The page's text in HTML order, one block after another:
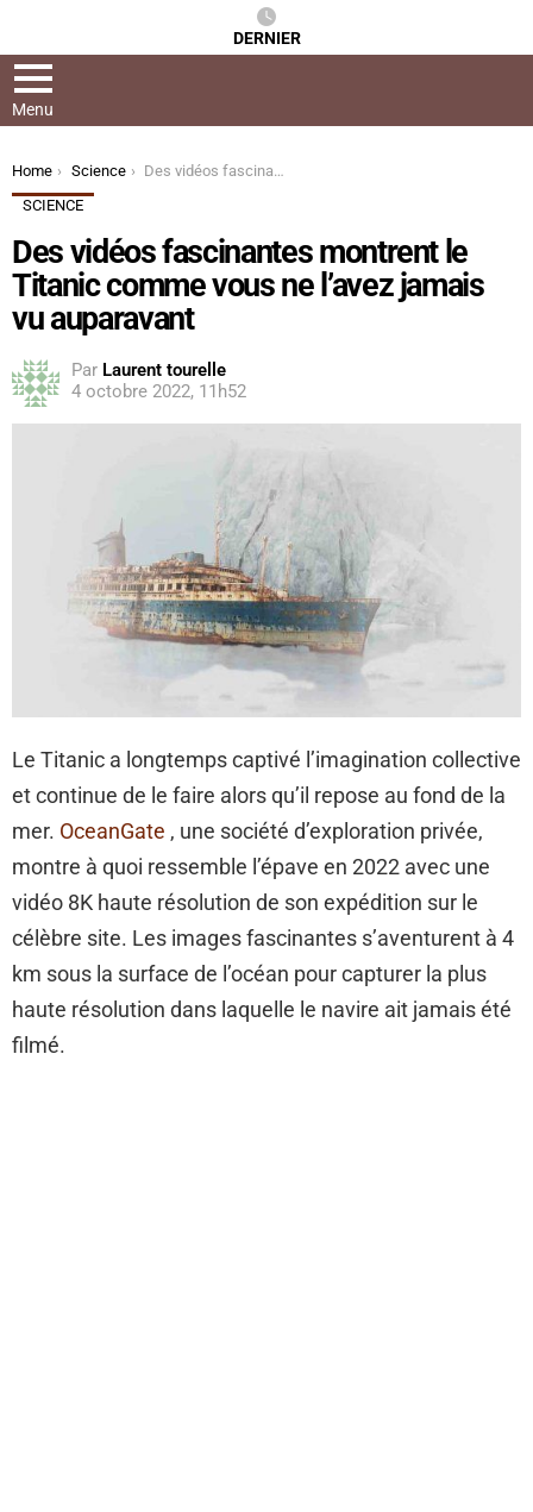
DERNIER
Menu
You are here:
Home Science
Des vidéos fascinantes montrent le Titanic comme vous ne l’avez jamais vu auparavant
SCIENCE
Des vidéos fascinantes montrent le
Titanic comme vous ne l’avez jamais
vu auparavant
Par Laurent tourelle
4 octobre 2022, 11h52
Le Titanic a longtemps captivé l’imagination collective
et continue de le faire alors qu’il repose au fond de la
mer. OceanGate , une société d’exploration privée,
montre à quoi ressemble l’épave en 2022 avec une
vidéo 8K haute résolution de son expédition sur le
célèbre site. Les images fascinantes s’aventurent à 4
km sous la surface de l’océan pour capturer la plus
haute résolution dans laquelle le navire ait jamais été
filmé.